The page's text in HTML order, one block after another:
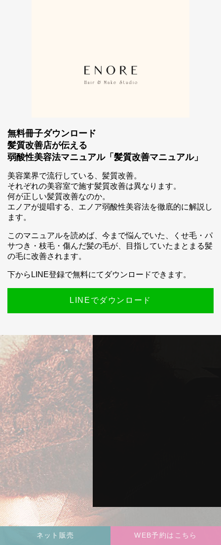
無料冊子ダウンロード
髪質改善店が伝える
弱酸性美容法マニュアル「髪質改善マニュアル」
美容業界で流行している、髪質改善。
それぞれの美容室で施す髪質改善は異なります。
何が正しい髪質改善なのか。
エノアが提唱する、エノア弱酸性美容法を徹底的に解説し
ます。
このマニュアルを読めば、今まで悩んでいた、くせ毛・パ
サつき・枝毛・傷んだ髪の毛が、目指していたまとまる髪
の毛に改善されます。
下からLINE登録で無料にてダウンロードできます。
LINEでダウンロード
スマホ公式アプリのご案内
ネット販売 WEB予約はこちら